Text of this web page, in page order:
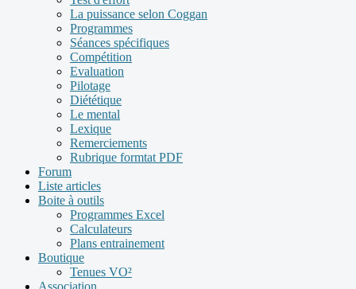
La puissance selon Coggan
Programmes
Séances spécifiques
Compétition
Evaluation
Pilotage
Diététique
Le mental
Lexique
Remerciements
Rubrique formtat PDF
Forum
Liste articles
Boite à outils
Programmes Excel
Calculateurs
Plans entrainement
Boutique
Tenues VO²
Association